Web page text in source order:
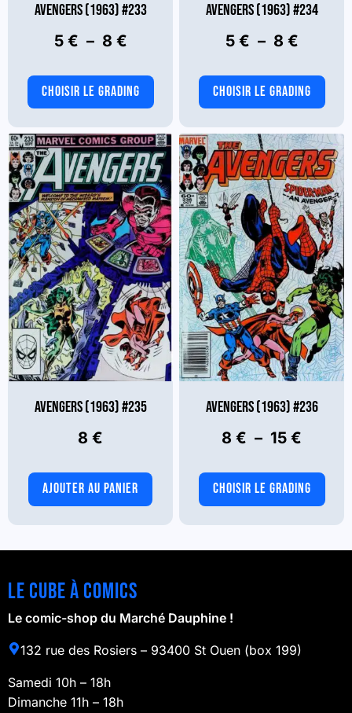
AVENGERS (1963) #233
5 € – 8 €Plage
prix :
à
8 €
CHOISIR LE GRADING
produit
a
plusieurs
variations.
Les
options
peuvent
être
choisies
sur
la
page
du
AVENGERS (1963) #234
5 € – 8 €Plage
prix :
à
8 €
CHOISIR LE GRADING
produit
a
plusieurs
variations.
Les
options
peuvent
être
choisies
sur
la
page
du
AVENGERS (1963) #235
8 €
AJOUTER AU PANIER
AVENGERS (1963) #236
8 € – 15 €
prix :
8 €
CHOISIR LE GRADING
a
Les
peuvent
Le cube à comics
Le comic-shop du Marché Dauphine !
132 rue des Rosiers – 93400 St Ouen (box 199)
Samedi 10h – 18h
Dimanche 11h – 18h